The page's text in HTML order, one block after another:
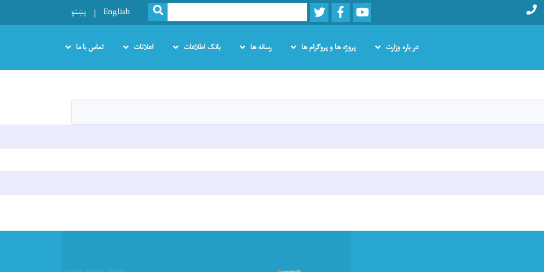
content
Youtube
Facebook
Twitter
Search
SEARCH
English پښتو
در باره وزارت پروژه ها و پروگرام ها رسانه ها بانک اطلاعات اعلانات تماس با ما